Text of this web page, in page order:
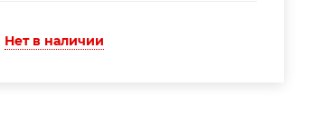
Нет в наличии